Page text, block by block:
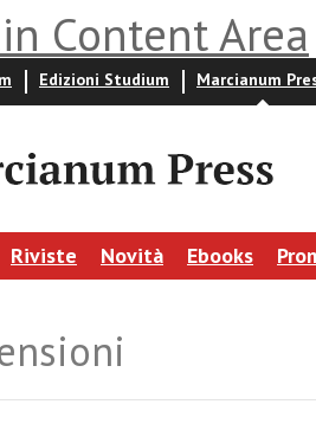
Content Area
Edizioni Studium Marcianum
Riviste Novità Ebooks